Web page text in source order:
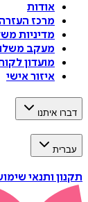
אודות
מרכז העזרה
מדיניות
מעקב
מועדון
איזור אישי
דברו איתנו
עברית
תקנון ותנאי